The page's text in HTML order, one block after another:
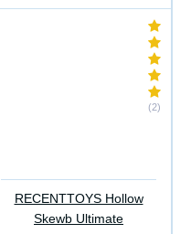
(2)
RECENTTOYS Hollow
Skewb Ultimate